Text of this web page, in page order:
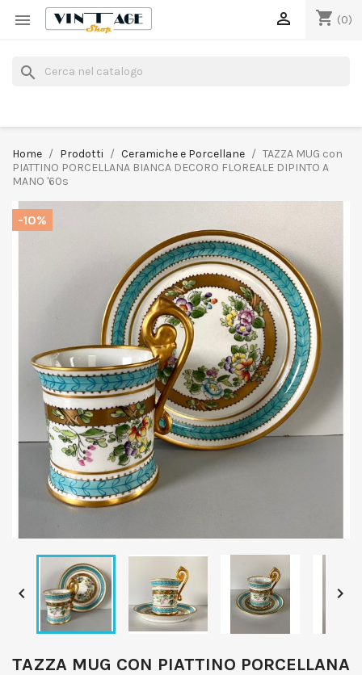
 shopping_cart (0)

search
Home Prodotti Ceramiche e Porcellane
TAZZA MUG con
PIATTINO PORCELLANA BIANCA DECORO FLOREALE DIPINTO A
MANO '60s
-10%
 
TAZZA MUG CON PIATTINO PORCELLANA